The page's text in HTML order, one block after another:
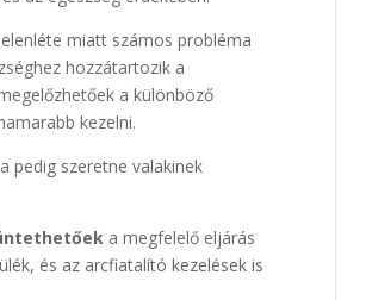
miatt számos probléma
hozzátartozik a
a különböző
kezelni.
pedig szeretne valakinek
a megfelelő eljárás
és az arcfiatalító kezelések is